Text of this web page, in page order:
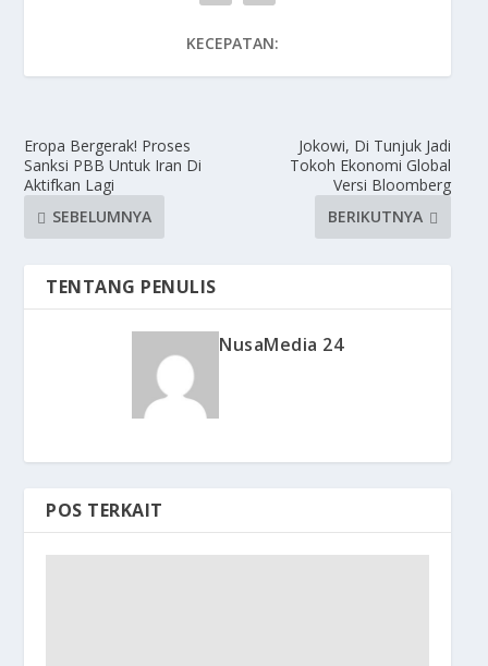
KECEPATAN:
Eropa Bergerak! Proses
Sanksi PBB Untuk Iran Di
Aktifkan Lagi
SEBELUMNYA
Jokowi, Di Tunjuk Jadi
Tokoh Ekonomi Global
Versi Bloomberg
BERIKUTNYA
TENTANG PENULIS
NusaMedia 24
POS TERKAIT